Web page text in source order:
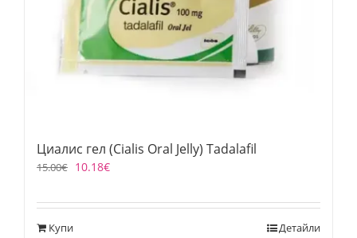
Циалис гел (Cialis Oral Jelly) Tadalafil
15.00€ 10.18€
Купи Детайли